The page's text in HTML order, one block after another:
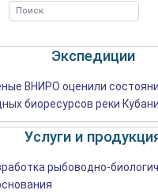
Экспедиции
ВНИРО оценили
биоресурсов реки Кубани
Услуги и
рыбоводно-